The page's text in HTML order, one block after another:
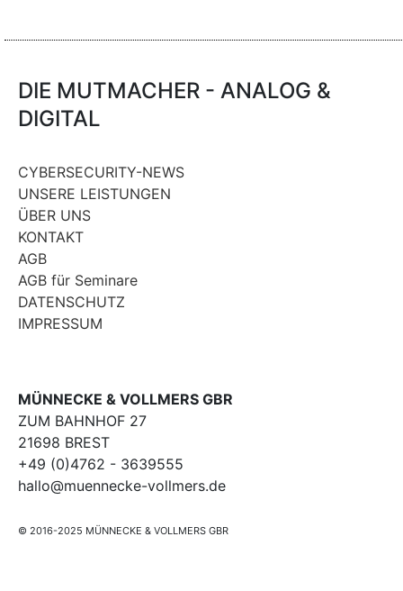
DIE MUTMACHER - ANALOG &
DIGITAL
CYBERSECURITY-NEWS
UNSERE LEISTUNGEN
ÜBER UNS
KONTAKT
AGB
AGB für Seminare
DATENSCHUTZ
IMPRESSUM
MÜNNECKE & VOLLMERS GBR
ZUM BAHNHOF 27
21698 BREST
+49 (0)4762 - 3639555
hallo@muennecke-vollmers.de
© 2016-2025 MÜNNECKE & VOLLMERS GBR